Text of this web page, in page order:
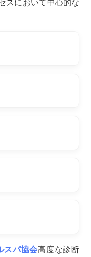
スパ協会高度な診断